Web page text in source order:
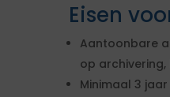
Eisen
Aantoonbare
op archivering,
Minimaal 3